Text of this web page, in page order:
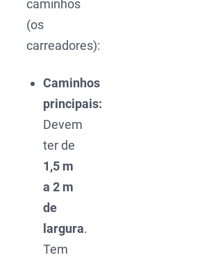
caminhos
(os
carreadores):
Caminhos
principais:
Devem
ter de
1,5 m
a 2 m
de
largura.
Tem